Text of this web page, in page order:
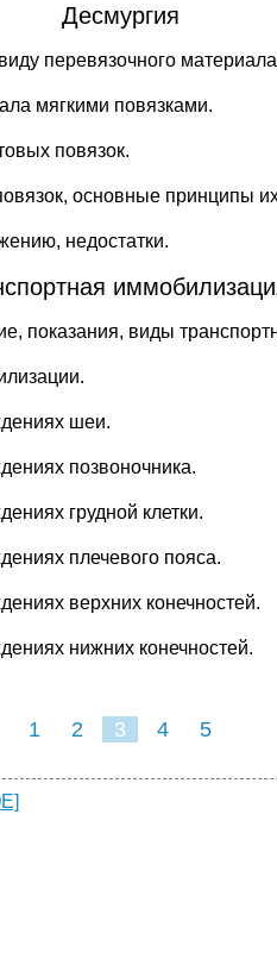
Десмургия
перевязочного
мягкими повязками.
повязок.
основные принципы
недостатки.
показания, виды
шеи.
позвоночника.
грудной клетки.
плечевого пояса.
верхних конечностей.
нижних конечностей.
1 2 3 4 5